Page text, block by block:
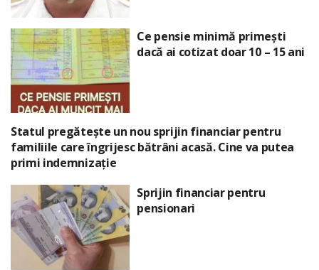
Ce pensie minimă primești
dacă ai cotizat doar 10 – 15 ani
Statul pregătește un nou sprijin financiar pentru
familiile care îngrijesc bătrâni acasă. Cine va putea
primi indemnizație
Sprijin financiar pentru
pensionari